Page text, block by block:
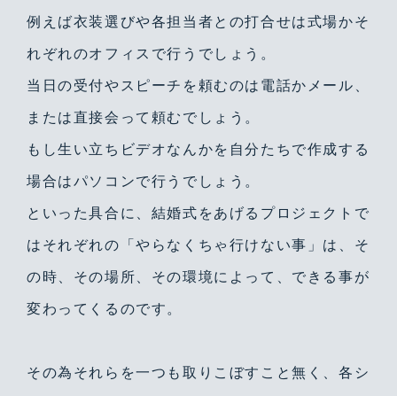
例えば衣装選びや各担当者との打合せは式場かそ
れぞれのオフィスで行うでしょう。
当日の受付やスピーチを頼むのは電話かメール、
または直接会って頼むでしょう。
もし生い立ちビデオなんかを自分たちで作成する
場合はパソコンで行うでしょう。
といった具合に、結婚式をあげるプロジェクトで
はそれぞれの「やらなくちゃ行けない事」は、そ
の時、その場所、その環境によって、できる事が
変わってくるのです。
その為それらを一つも取りこぼすこと無く、各シ